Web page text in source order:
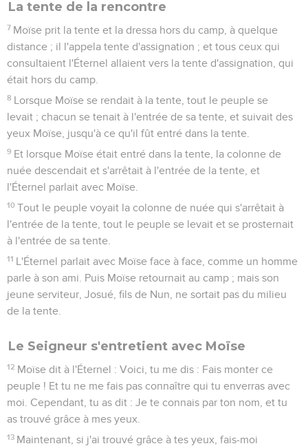
La tente de la rencontre
7 Moïse prit la tente et la dressa hors du camp, à quelque
distance ; il l'appela tente d'assignation ; et tous ceux qui
consultaient l'Éternel allaient vers la tente d'assignation, qui
était hors du camp.
8 Lorsque Moïse se rendait à la tente, tout le peuple se
levait ; chacun se tenait à l'entrée de sa tente, et suivait des
yeux Moïse, jusqu'à ce qu'il fût entré dans la tente.
9 Et lorsque Moïse était entré dans la tente, la colonne de
nuée descendait et s'arrêtait à l'entrée de la tente, et
l'Éternel parlait avec Moïse.
10 Tout le peuple voyait la colonne de nuée qui s'arrêtait à
l'entrée de la tente, tout le peuple se levait et se prosternait
à l'entrée de sa tente.
11 L'Éternel parlait avec Moïse face à face, comme un homme
parle à son ami. Puis Moïse retournait au camp ; mais son
jeune serviteur, Josué, fils de Nun, ne sortait pas du milieu
de la tente.
Le Seigneur s'entretient avec Moïse
12 Moïse dit à l'Éternel : Voici, tu me dis : Fais monter ce
peuple ! Et tu ne me fais pas connaître qui tu enverras avec
moi. Cependant, tu as dit : Je te connais par ton nom, et tu
as trouvé grâce à mes yeux.
13 Maintenant, si j'ai trouvé grâce à tes yeux, fais-moi